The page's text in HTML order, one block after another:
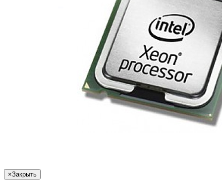
×Закрыть